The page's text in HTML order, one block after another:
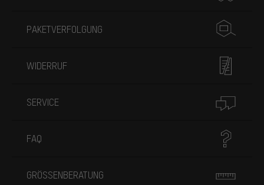
PAKETVERFOLGUNG
WIDERRUF
SERVICE
FAQ
GRÖSSENBERATUNG